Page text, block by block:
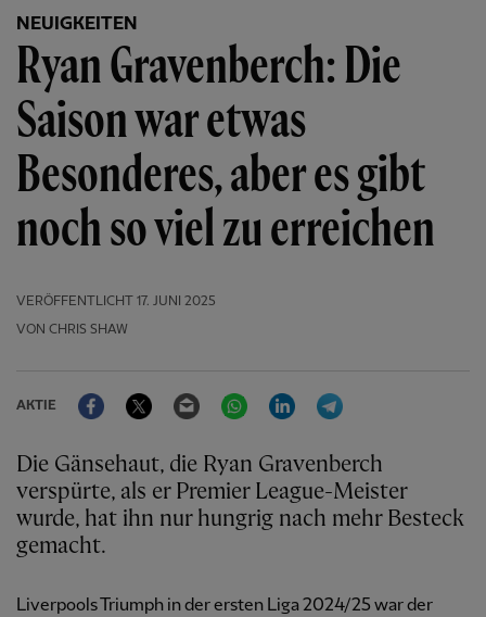
NEUIGKEITEN
Ryan Gravenberch: Die
Saison war etwas
Besonderes, aber es gibt
noch so viel zu erreichen
VERÖFFENTLICHT
17. JUNI 2025
VON CHRIS SHAW
AKTIE
FacebookTwitter Email WhatsAppLinkedIn
Die Gänsehaut, die Ryan Gravenberch
verspürte, als er Premier League-Meister
wurde, hat ihn nur hungrig nach mehr Besteck
gemacht.
Liverpools Triumph in der ersten Liga 2024/25 war der